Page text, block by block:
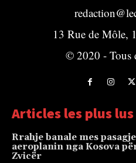
13 Rue de Môle,
© 2020 - Tous
Articles les plus lus
Rrahje banale mes
aeroplanin nga Kosova
Zvicër